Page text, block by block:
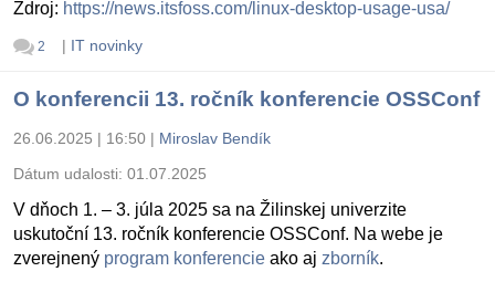
Zdroj: https://news.itsfoss.com/linux-desktop-usage-usa/
2 | IT novinky
O konferencii 13. ročník konferencie OSSConf
26.06.2025 | 16:50 | Miroslav Bendík
Dátum udalosti: 01.07.2025
V dňoch 1. – 3. júla 2025 sa na Žilinskej univerzite
uskutoční 13. ročník konferencie OSSConf. Na webe je
zverejnený program konferencie ako aj zborník.